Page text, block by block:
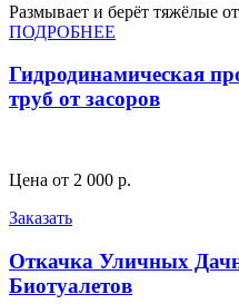
Размывает и берёт тяжёлые
ПОДРОБНЕЕ
Гидродинамическая
труб от засоров
Цена от 2 000 р.
Заказать
Откачка Уличных
Биотуалетов